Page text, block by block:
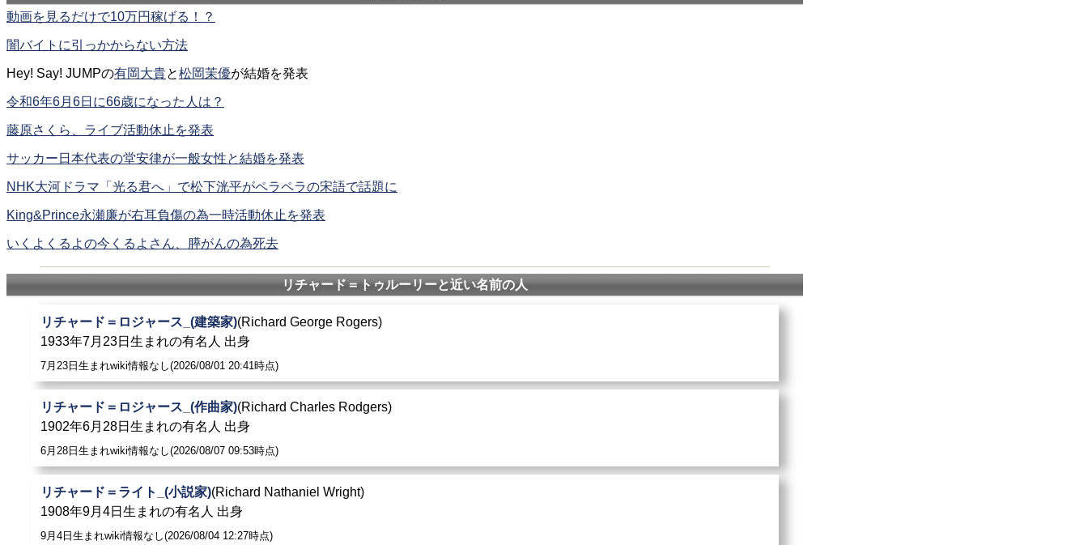
動画を見るだけで10万円稼げる！？
闇バイトに引っかからない方法
Hey! Say! JUMPの有岡大貴と松岡茉優が結婚を発表
令和6年6月6日に66歳になった人は？
藤原さくら、ライブ活動休止を発表
サッカー日本代表の堂安律が一般女性と結婚を発表
NHK大河ドラマ「光る君へ」で松下洸平がペラペラの宋語で話題に
King&Prince永瀬廉が右耳負傷の為一時活動休止を発表
いくよくるよの今くるよさん、膵がんの為死去
リチャード＝トゥルーリーと近い名前の人
リチャード＝ロジャース_(建築家)(Richard George Rogers)
1933年7月23日生まれの有名人 出身
7月23日生まれwiki情報なし(2026/08/01 20:41時点)
リチャード＝ロジャース_(作曲家)(Richard Charles Rodgers)
1902年6月28日生まれの有名人 出身
6月28日生まれwiki情報なし(2026/08/07 09:53時点)
リチャード＝ライト_(小説家)(Richard Nathaniel Wright)
1908年9月4日生まれの有名人 出身
9月4日生まれwiki情報なし(2026/08/04 12:27時点)